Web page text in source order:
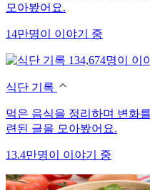
모아봤어요.
14만명이 이야기 중
134,674명이 이
식단 기록
먹은 음식을 정리하며 변화
련된 글을 모아봤어요.
13.4만명이 이야기 중